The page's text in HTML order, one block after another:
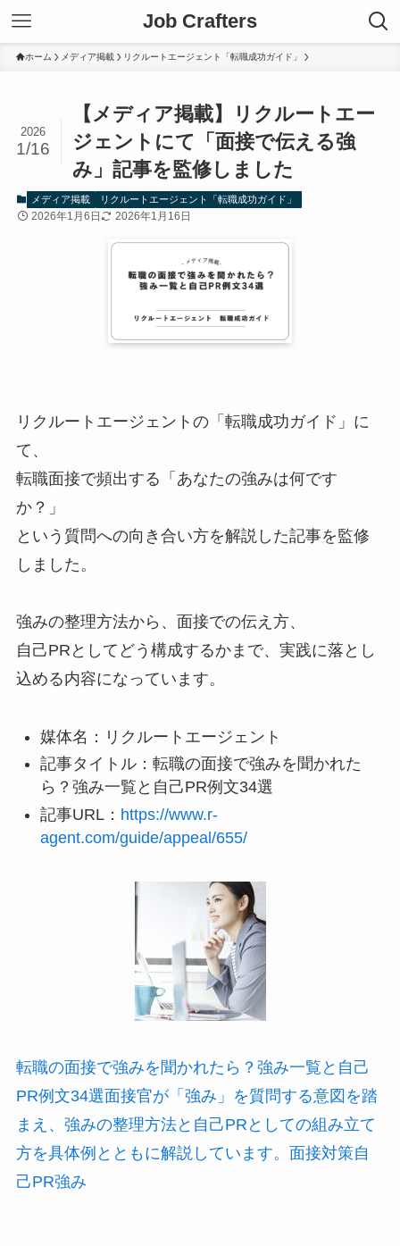
Job Crafters
ホーム メディア掲載 リクルートエージェント「転職成功ガイド」
【メディア掲載】リクルートエー
ジェントにて「面接で伝える強
み」記事を監修しました
2026
1/16
メディア掲載 リクルートエージェント「転職成功ガイド」
2026年1月6日 2026年1月16日
リクルートエージェントの「転職成功ガイド」に
て、
転職面接で頻出する「あなたの強みは何です
か？」
という質問への向き合い方を解説した記事を監修
しました。
強みの整理方法から、面接での伝え方、
自己PRとしてどう構成するかまで、実践に落とし
込める内容になっています。
媒体名：リクルートエージェント
記事タイトル：転職の面接で強みを聞かれた
ら？強み一覧と自己PR例文34選
記事URL： https://www.r-
agent.com/guide/appeal/655/
転職の面接で強みを聞かれたら？強み一覧と自己
PR例文34選面接官が「強み」を質問する意図を踏
まえ、強みの整理方法と自己PRとしての組み立て
方を具体例とともに解説しています。面接対策自
己PR強み